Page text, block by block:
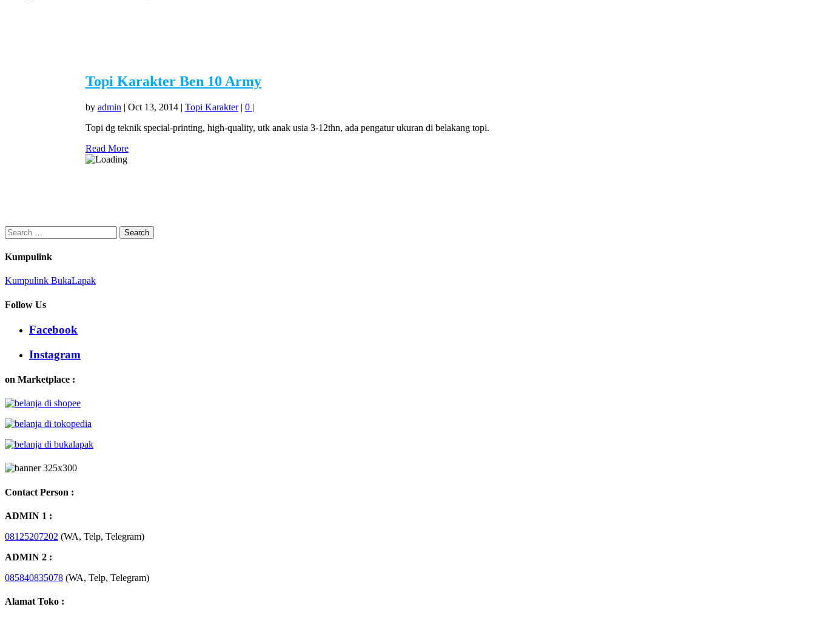
Topi Karakter Ben 10 Army
by admin | Oct 13, 2014| Topi Karakter| 0 |
Topi dg teknik special-printing, high-quality, utk anak usia 3-12thn, ada pengatur ukuran di belakang topi.
Read More
Search
for:
Kumpulink
Kumpulink BukaLapak
Follow Us
Facebook
Instagram
on Marketplace :
Contact Person :
ADMIN 1 :
08125207202 (WA, Telp, Telegram)
ADMIN 2 :
085840835078 (WA, Telp, Telegram)
Alamat Toko :